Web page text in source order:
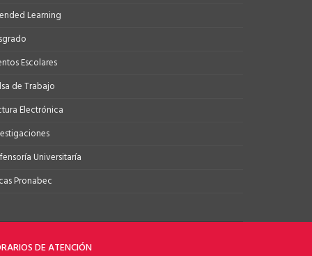
Learning
Escolares
de Trabajo
Electrónica
Universitaría
Pronabec
DE ATENCIÓN